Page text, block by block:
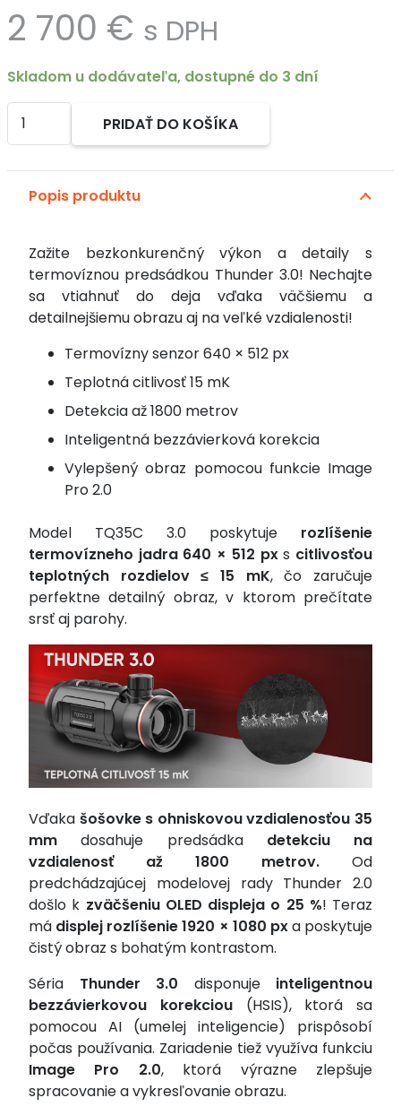
2 700 € s DPH
Skladom u dodávateľa, dostupné do 3 dní
množstvo
Hikmicro
TQ35C
PRIDAŤ DO KOŠÍKA
Alternative:
Popis produktu
Zažite bezkonkurenčný výkon a detaily s
termovíznou predsádkou Thunder 3.0! Nechajte
sa vtiahnuť do deja vďaka väčšiemu a
detailnejšiemu obrazu aj na veľké vzdialenosti!
Termovízny senzor 640 × 512 px
Teplotná citlivosť 15 mK
Detekcia až 1800 metrov
Inteligentná bezzávierková korekcia
Vylepšený obraz pomocou funkcie Image
Pro 2.0
Model TQ35C 3.0 poskytuje rozlíšenie
termovízneho jadra 640 × 512 pxs citlivosťou
teplotných rozdielov ≤ 15 mK, čo zaručuje
perfektne detailný obraz, v ktorom prečítate
srsť aj parohy.
Vďaka šošovke s ohniskovou vzdialenosťou 35
mm dosahuje predsádka detekciu na
vzdialenosť až 1800 metrov. Od
predchádzajúcej modelovej rady Thunder 2.0
došlo k zväčšeniu OLED displeja o 25 %! Teraz
má displej rozlíšenie 1920 × 1080 pxa poskytuje
čistý obraz s bohatým kontrastom.
Séria Thunder 3.0 disponuje inteligentnou
bezzávierkovou korekciou(HSIS), ktorá sa
pomocou AI (umelej inteligencie) prispôsobí
počas používania. Zariadenie tiež využíva funkciu
Image Pro 2.0, ktorá výrazne zlepšuje
spracovanie a vykresľovanie obrazu.